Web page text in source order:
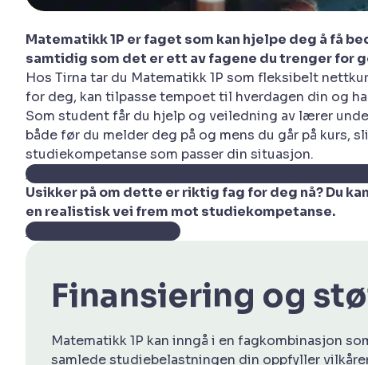
Matematikk 1P er faget som kan hjelpe deg å få
samtidig som det er ett av fagene du trenger for
Hos Tirna tar du Matematikk 1P som fleksibelt
for deg, kan tilpasse tempoet til hverdagen din og
Som student får du hjelp og veiledning av lærer
både før du melder deg på og mens du går på kurs,
studiekompetanse som passer din situasjon.
Meld deg på Matematikk 1P og start når det passer
Usikker på om dette er riktig fag for deg nå? Du
en realistisk vei frem mot studiekompetanse.
Bestill gratis rådgivning
Finansiering og
Matematikk 1P kan inngå i en fagkombinasjon
samlede studiebelastningen din oppfyller